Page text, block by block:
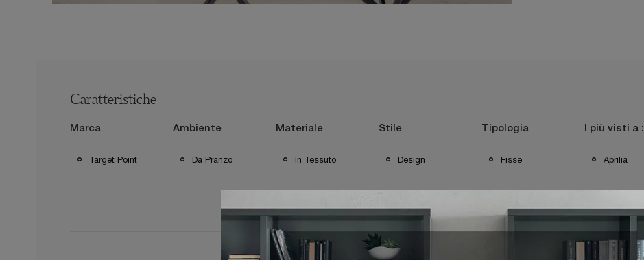
Caratteristiche
Marca
Target Point
Ambiente
Da Pranzo
Materiale
In Tessuto
Stile
Design
Tipologia
Fisse
I più visti a :
Aprilia
Terracina